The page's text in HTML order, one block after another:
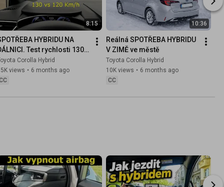
8:15
HYBRIDU NA
Test rychlosti 130
120 Km/h
Corolla Hybrid
views • 6 months ago
10:36
Reálná SPOTŘEBA HYBRIDU
V ZIMĚ ve městě
Toyota Corolla Hybrid
10K views • 6 months ago
CC